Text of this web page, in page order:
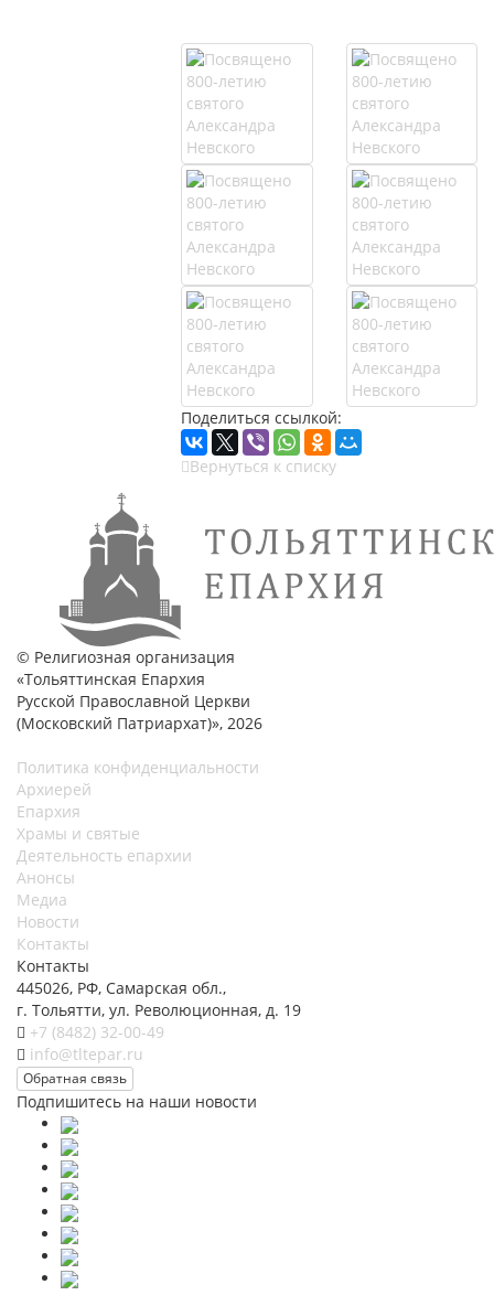
Поделиться ссылкой:
Вернуться к списку
© Религиозная организация
«Тольяттинская Епархия
Русской Православной Церкви
(Московский Патриархат)», 2026
Политика конфиденциальности
Архиерей
Епархия
Храмы и святые
Деятельность епархии
Анонсы
Медиа
Новости
Контакты
Контакты
445026, РФ, Самарская обл.,
г. Тольятти, ул. Революционная, д. 19
+7 (8482) 32-00-49
info@tltepar.ru
Обратная связь
Подпишитесь на наши новости